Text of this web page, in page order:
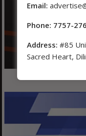
Email:
Phone: 7757-
Address: #85
Sacred Heart,